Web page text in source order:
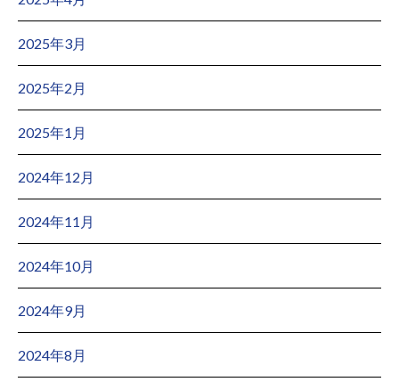
2025年3月
2025年2月
2025年1月
2024年12月
2024年11月
2024年10月
2024年9月
2024年8月